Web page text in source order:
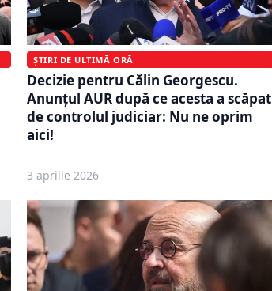
ȘTIRI DE ULTIMĂ ORĂ
Decizie pentru Călin Georgescu.
Anunțul AUR după ce acesta a scăpat
de controlul judiciar: Nu ne oprim
aici!
3 aprilie 2026